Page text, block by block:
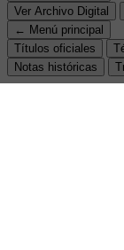
Ver Archivo Digital
← Menú principal
Títulos oficiales
Notas históricas